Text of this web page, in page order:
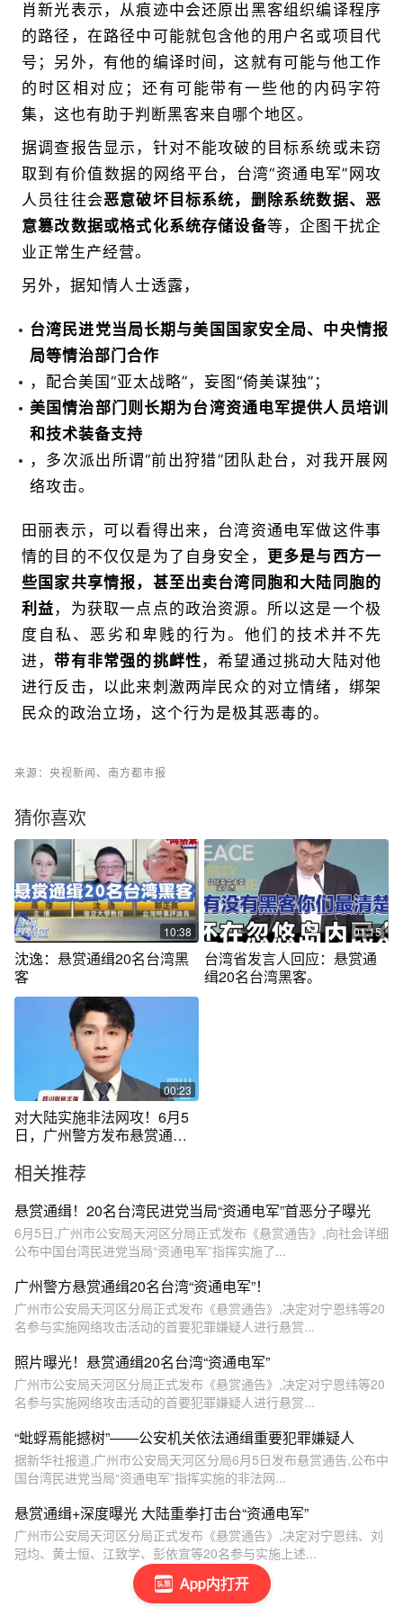
App内打开
肖新光表示，从痕迹中会还原出黑客组织编译程序
的路径，在路径中可能就包含他的用户名或项目代
号；另外，有他的编译时间，这就有可能与他工作
的时区相对应；还有可能带有一些他的内码字符
集，这也有助于判断黑客来自哪个地区。
据调查报告显示，针对不能攻破的目标系统或未窃
取到有价值数据的网络平台，台湾“资通电军”网攻
人员往往会恶意破坏目标系统，删除系统数据、恶
意篡改数据或格式化系统存储设备等，企图干扰企
业正常生产经营。
另外，据知情人士透露，
台湾民进党当局长期与美国国家安全局、中央情报
局等情治部门合作
，配合美国“亚太战略”，妄图“倚美谋独”；
美国情治部门则长期为台湾资通电军提供人员培训
和技术装备支持
，多次派出所谓“前出狩猎”团队赴台，对我开展网
络攻击。
田丽表示，可以看得出来，台湾资通电军做这件事
情的目的不仅仅是为了自身安全， 更多是与西方一
些国家共享情报，甚至出卖台湾同胞和大陆同胞的
利益 ，为获取一点点的政治资源。所以这是一个极
度自私、恶劣和卑贱的行为。他们的技术并不先
进，带有非常强的挑衅性 ，希望通过挑动大陆对他
进行反击，以此来刺激两岸民众的对立情绪，绑架
民众的政治立场，这个行为是极其恶毒的。
来源：央视新闻、南方都市报
猜你喜欢
10:38
沈逸：悬赏通缉20名台湾黑
客
01:15
台湾省发言人回应：悬赏通
缉20名台湾黑客。
00:23
对大陆实施非法网攻！6月5
日，广州警方发布悬赏通
嫌犯曝光，请广大群众积极
提供线索。
相关推荐
悬赏通缉！20名台湾民进党当局“资通电军”首恶分子曝光
6月5日,广州市公安局天河区分局正式发布《悬赏通告》,向社会详细
公布中国台湾民进党当局“资通电军”指挥实施了...
广州警方悬赏通缉20名台湾“资通电军”！
广州市公安局天河区分局正式发布《悬赏通告》,决定对宁恩纬等20
名参与实施网络攻击活动的首要犯罪嫌疑人进行悬赏...
照片曝光！悬赏通缉20名台湾“资通电军”
广州市公安局天河区分局正式发布《悬赏通告》,决定对宁恩纬等20
名参与实施网络攻击活动的首要犯罪嫌疑人进行悬赏...
“蚍蜉焉能撼树”——公安机关依法通缉重要犯罪嫌疑人
据新华社报道,广州市公安局天河区分局6月5日发布悬赏通告,公布中
国台湾民进党当局“资通电军”指挥实施的非法网...
悬赏通缉+深度曝光 大陆重拳打击台“资通电军”
广州市公安局天河区分局正式发布《悬赏通告》,决定对宁恩纬、刘
冠均、黄士恒、江致学、彭依宣等20名参与实施上述...